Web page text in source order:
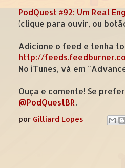
PodQuest #92: Um Real
(clique para ouvir, ou
Adicione o feed e tenha
http://
No iTunes, vá em
Ouça e comente! Se
@PodQuestBR.
por Gilliard Lopes